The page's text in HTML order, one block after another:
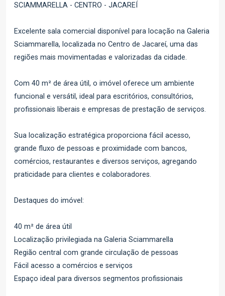
SCIAMMARELLA - CENTRO - JACAREÍ
Excelente sala comercial disponível para locação na Galeria
Sciammarella, localizada no Centro de Jacareí, uma das
regiões mais movimentadas e valorizadas da cidade.
Com 40 m² de área útil, o imóvel oferece um ambiente
funcional e versátil, ideal para escritórios, consultórios,
profissionais liberais e empresas de prestação de serviços.
Sua localização estratégica proporciona fácil acesso,
grande fluxo de pessoas e proximidade com bancos,
comércios, restaurantes e diversos serviços, agregando
praticidade para clientes e colaboradores.
Destaques do imóvel:
40 m² de área útil
Localização privilegiada na Galeria Sciammarella
Região central com grande circulação de pessoas
Fácil acesso a comércios e serviços
Espaço ideal para diversos segmentos profissionais